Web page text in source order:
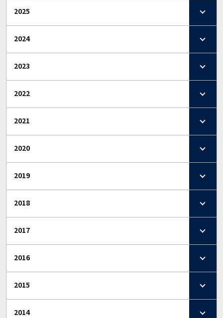
2025
2024
2023
2022
2021
2020
2019
2018
2017
2016
2015
2014